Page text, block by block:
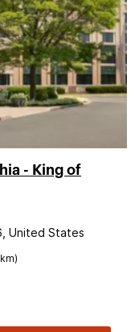
- King of
United States